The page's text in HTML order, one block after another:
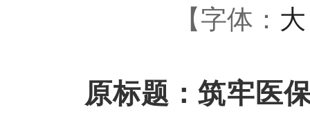
【字体： 大
原标题：筑牢医保